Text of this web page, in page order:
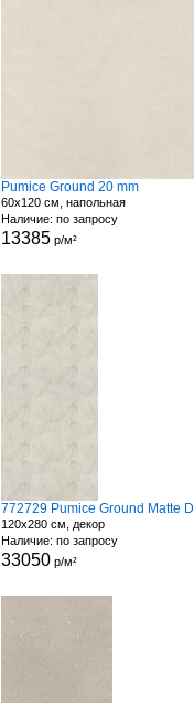
Pumice Ground 20 mm
60x120 см, напольная
Наличие: по запросу
13385р/м²
120x280 см, декор
Наличие: по запросу
33050р/м²